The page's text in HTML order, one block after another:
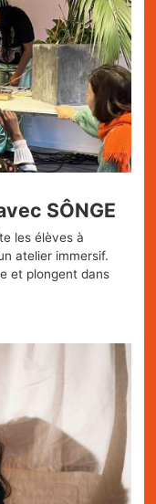
SÔNGE
les élèves à
atelier immersif.
et plongent dans